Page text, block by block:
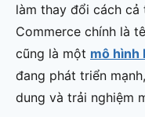
làm thay đổi cách cả
Commerce chính là
cũng là một mô hình
đang phát triển
dung và trải nghiệm